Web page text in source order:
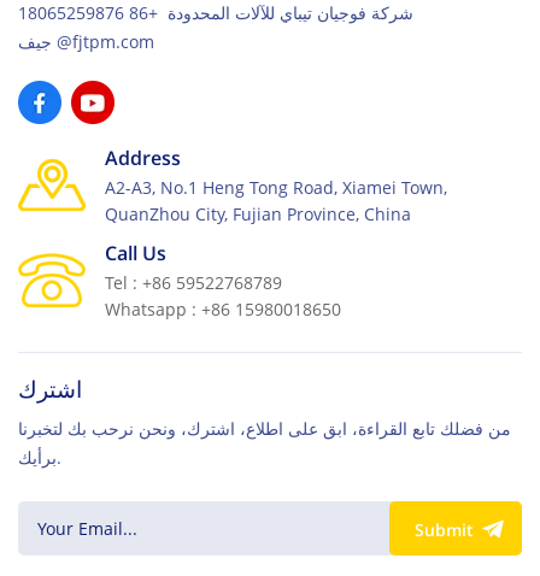
شركة فوجيان تيباي للآلات المحدودة +86 18065259876
جيف@fjtpm.com
Address
A2-A3, No.1 Heng Tong Road, Xiamei Town,
QuanZhou City, Fujian Province, China
Call Us
Tel : +86 59522768789
Whatsapp : +86 15980018650
اشترك
من فضلك تابع القراءة، ابق على اطلاع، اشترك، ونحن نرحب بك لتخبرنا
برأيك.
Submit